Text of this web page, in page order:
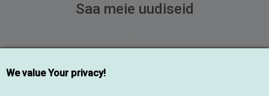
We value Your privacy!
Saa meie uudiseid